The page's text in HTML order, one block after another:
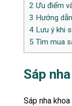
2 Ưu điểm
3 Hướng
4 Lưu ý khi
5 Tìm mua
Sáp
Sáp nha